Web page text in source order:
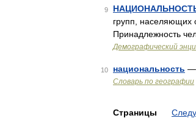
9
групп, населяющих
Принадлежность
Демографический
10 национальность —
Словарь по географии
Страницы